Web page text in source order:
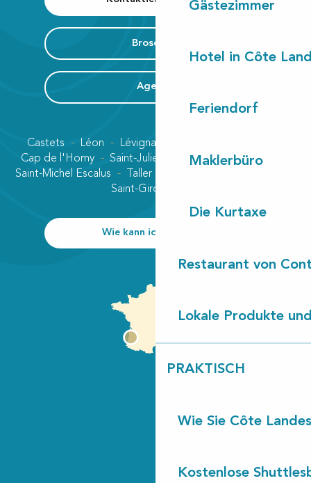
Gästezimmer
Hotel in Côte
Feriendorf
Maklerbüro
Die Kurtaxe
Restaurant von
Lokale Produkte
PRAKTISCH
Wie Sie Côte
Kostenlose
Broschüre
Agenda
Castets Léon Lévignacq
Cap de l'Homy
Saint-Julien-en-Born
Contis plage
Saint-Michel Escalus
Taller
Saint-Girons plage
Wie kann ich kommen?